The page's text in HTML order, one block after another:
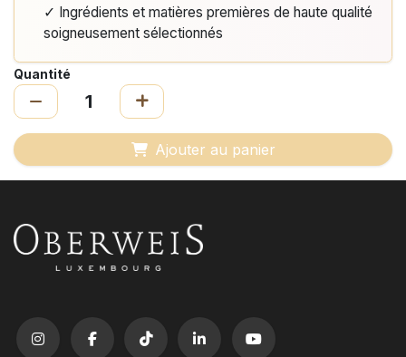
✓ Ingrédients et matières premières de haute qualité
soigneusement sélectionnés
Quantité
Ajouter au panier